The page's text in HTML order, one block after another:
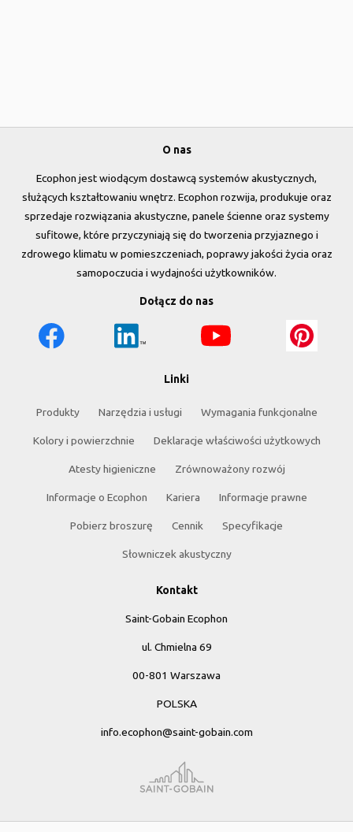
O nas
Ecophon jest wiodącym dostawcą systemów akustycznych,
służących kształtowaniu wnętrz. Ecophon rozwija, produkuje oraz
sprzedaje rozwiązania akustyczne, panele ścienne oraz systemy
sufitowe, które przyczyniają się do tworzenia przyjaznego i
zdrowego klimatu w pomieszczeniach, poprawy jakości życia oraz
samopoczucia i wydajności użytkowników.
Dołącz do nas
Linki
Produkty Narzędzia i usługi Wymagania funkcjonalne
Kolory i powierzchnie Deklaracje właściwości użytkowych
Atesty higieniczne Zrównoważony rozwój
Informacje o Ecophon Kariera Informacje prawne
Pobierz broszurę Cennik Specyfikacje
Słowniczek akustyczny
Kontakt
Saint-Gobain Ecophon
ul. Chmielna 69
00-801 Warszawa
POLSKA
info.ecophon@saint-gobain.com